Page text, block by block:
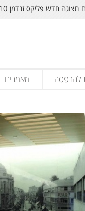
חדש פליקס זנדמן 10 חולון
להדפסה מאמרים